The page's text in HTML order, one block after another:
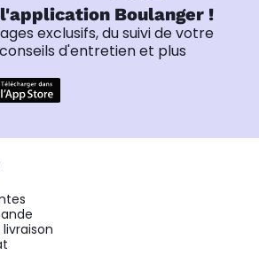
Boulanger !
exclusifs, du suivi de votre
d'entretien et plus